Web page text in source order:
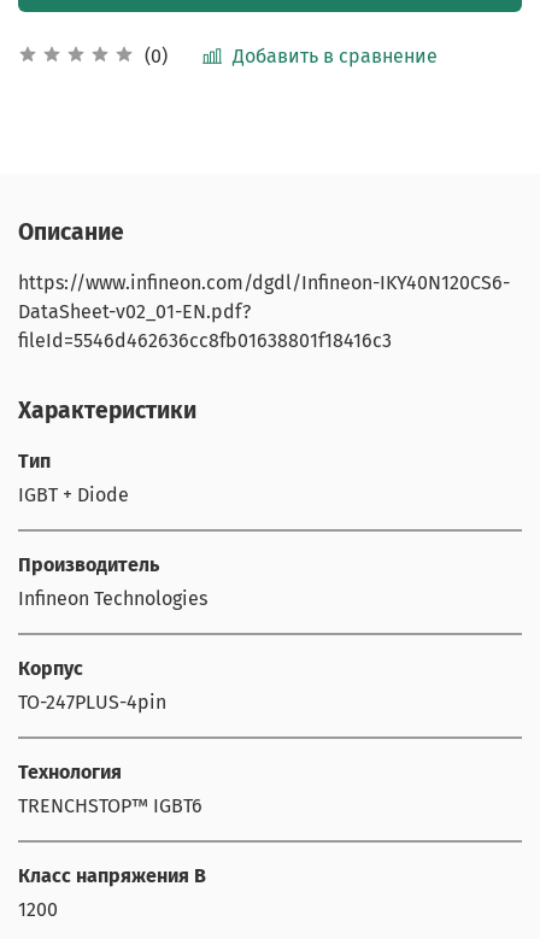
(0) Добавить в сравнение
Описание
https://www.infineon.com/dgdl/Infineon-IKY40N120CS6-
DataSheet-v02_01-EN.pdf?
fileId=5546d462636cc8fb01638801f18416c3
Характеристики
Тип
IGBT + Diode
Производитель
Infineon Technologies
Корпус
TO-247PLUS-4pin
Технология
TRENCHSTOP™ IGBT6
Класс напряжения В
1200